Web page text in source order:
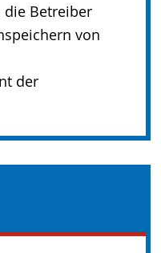
die Betreiber
von
der